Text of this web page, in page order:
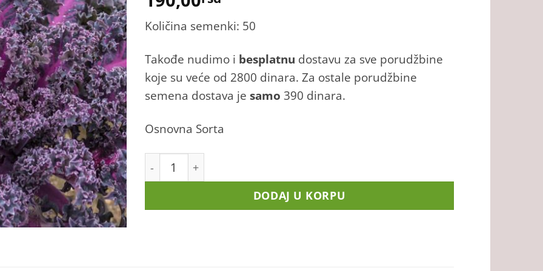
Količina semenki: 50
Takođe nudimo i besplatnu dostavu za sve porudžbine
koje su veće od 2800 dinara. Za ostale porudžbine
semena dostava je samo 390 dinara.
Osnovna Sorta
Kelj - Scarlet količina
DODAJ U KORPU